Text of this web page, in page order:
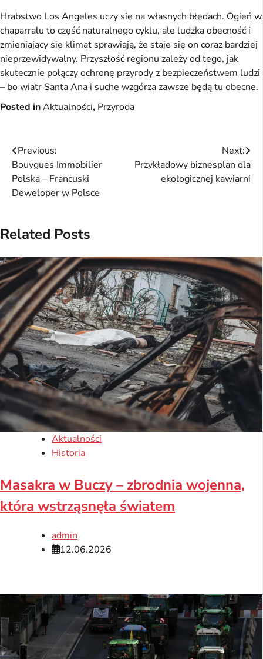
Hrabstwo Los Angeles uczy się na własnych błędach. Ogień w
chaparralu to część naturalnego cyklu, ale ludzka obecność i
zmieniający się klimat sprawiają, że staje się on coraz bardziej
nieprzewidywalny. Przyszłość regionu zależy od tego, jak
skutecznie połączy ochronę przyrody z bezpieczeństwem ludzi
– bo wiatr Santa Ana i suche wzgórza zawsze będą tu obecne.
Posted inAktualności, Przyroda
Nawigacja
wpisu
Previous:
Bouygues Immobilier
Polska – Francuski
Deweloper w Polsce
Next:
Przykładowy biznesplan dla
ekologicznej kawiarni
Related Posts
Aktualności
Historia
Masakra w Buczy – zbrodnia wojenna,
która wstrząsnęła światem
admin
12.06.2026